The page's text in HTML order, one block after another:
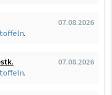
07.08.2026
.
07.08.2026
.